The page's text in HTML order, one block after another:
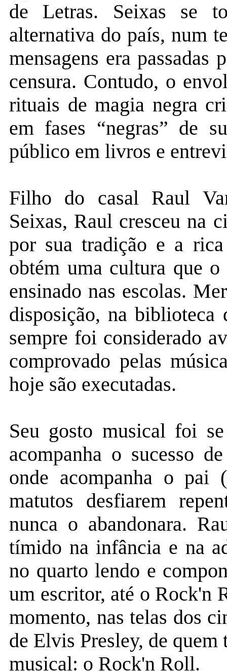
de Letras. Seixas se
alternativa do país, num
mensagens era passadas
censura. Contudo, o
rituais de magia negra
em fases “negras” de
público em livros e
Filho do casal Raul
Seixas, Raul cresceu na
por sua tradição e a
obtém uma cultura que
ensinado nas escolas.
disposição, na
sempre foi considerado
comprovado pelas
hoje são executadas.
Seu gosto musical foi
acompanha o sucesso
onde acompanha o pai
matutos desfiarem
nunca o abandonara.
tímido na infância e na
no quarto lendo e
um escritor, até o Rock'n
momento, nas telas dos
de Elvis Presley, de
musical: o Rock'n Roll.